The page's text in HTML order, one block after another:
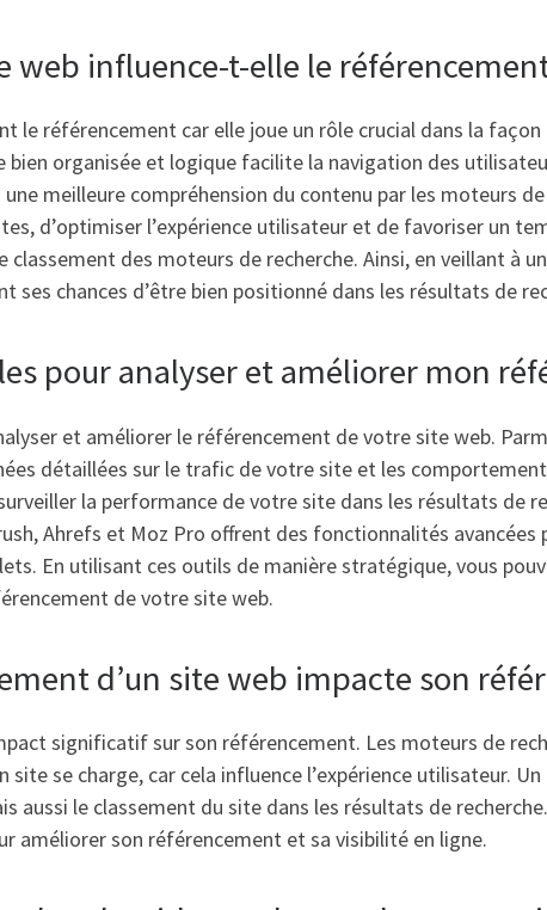
web influence-t-elle le
le référencement car elle joue un rôle crucial dans la
organisée et logique facilite la navigation des
meilleure compréhension du contenu par les moteurs
d’optimiser l’expérience utilisateur et de favoriser un
des moteurs de recherche. Ainsi, en veillant à
chances d’être bien positionné dans les résultats de
pour analyser et améliorer mon
et améliorer le référencement de votre site web.
détaillées sur le trafic de votre site et les
la performance de votre site dans les résultats de
Ahrefs et Moz Pro offrent des fonctionnalités avancées
En utilisant ces outils de manière stratégique, vous
de votre site web.
d’un site web impacte son
significatif sur son référencement. Les moteurs de
se charge, car cela influence l’expérience utilisateur.
aussi le classement du site dans les résultats de
améliorer son référencement et sa visibilité en ligne.